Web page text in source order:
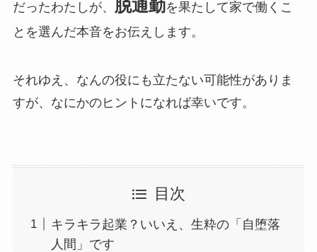
だったわたしが、 脱通勤を果たして家で働くこ
とを選んだ本音をお伝えします。
それゆえ、なんの役にも立たない可能性がありま
すが、なにかのヒントになれば幸いです。
目次
キラキラ起業？いいえ、生粋の「自堕落
人間」です